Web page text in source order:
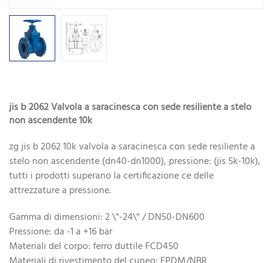
jis b 2062 Valvola a saracinesca con sede resiliente a stelo
non ascendente 10k
zg jis b 2062 10k valvola a saracinesca con sede resiliente a
stelo non ascendente (dn40-dn1000), pressione: (jis 5k-10k),
tutti i prodotti superano la certificazione ce delle
attrezzature a pressione.
Gamma di dimensioni: 2 \"-24\" / DN50-DN600
Pressione: da -1 a +16 bar
Materiali del corpo: ferro duttile FCD450